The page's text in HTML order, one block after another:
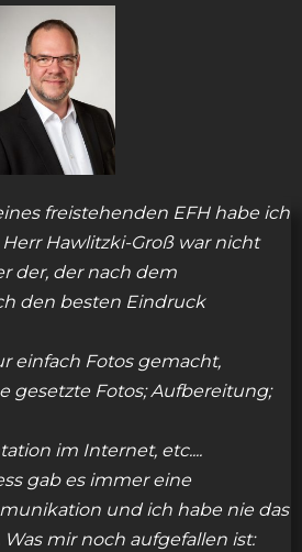
freistehenden EFH habe ich
Hawlitzki-Groß war nicht
der, der nach dem
den besten Eindruck
einfach Fotos gemacht,
gesetzte Fotos; Aufbereitung;
im Internet, etc....
gab es immer eine
und ich habe nie das
Was mir noch aufgefallen ist: